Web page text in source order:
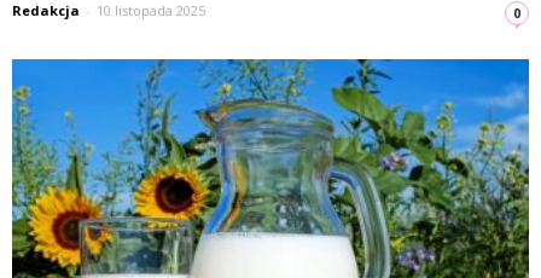
Redakcja - 10 listopada 2025 0